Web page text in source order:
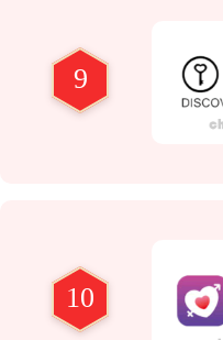
9
10